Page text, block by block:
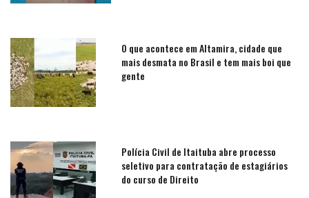
O que acontece em Altamira, cidade que
mais desmata no Brasil e tem mais boi que
gente
Polícia Civil de Itaituba abre processo
seletivo para contratação de estagiários
do curso de Direito